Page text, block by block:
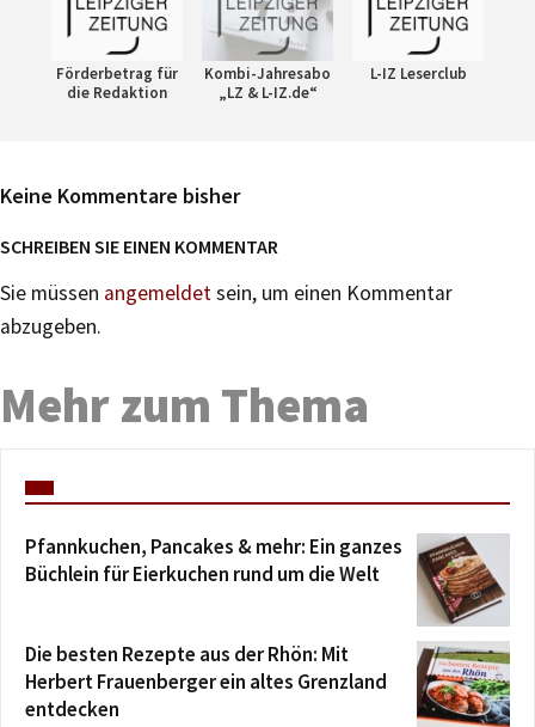
Förderbetrag für
die Redaktion
Kombi-Jahresabo
„LZ & L-IZ.de“
L-IZ Leserclub
Keine Kommentare bisher
SCHREIBEN SIE EINEN KOMMENTAR
Sie müssen angemeldetsein, um einen Kommentar
abzugeben.
Mehr zum Thema
Pfannkuchen, Pancakes & mehr: Ein ganzes
Büchlein für Eierkuchen rund um die Welt
Die besten Rezepte aus der Rhön: Mit
Herbert Frauenberger ein altes Grenzland
entdecken